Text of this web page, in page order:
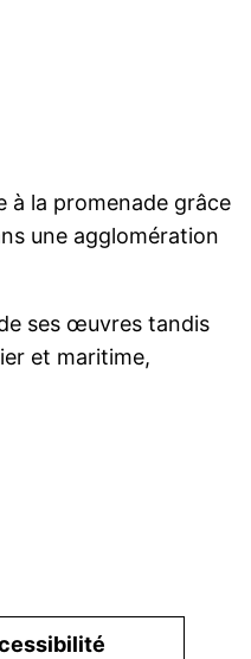
à la promenade grâce
une agglomération
ses œuvres tandis
et maritime,